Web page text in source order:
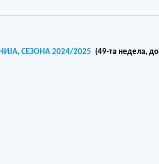
СЕЗОНА 2024/2025 (49-та недела, до